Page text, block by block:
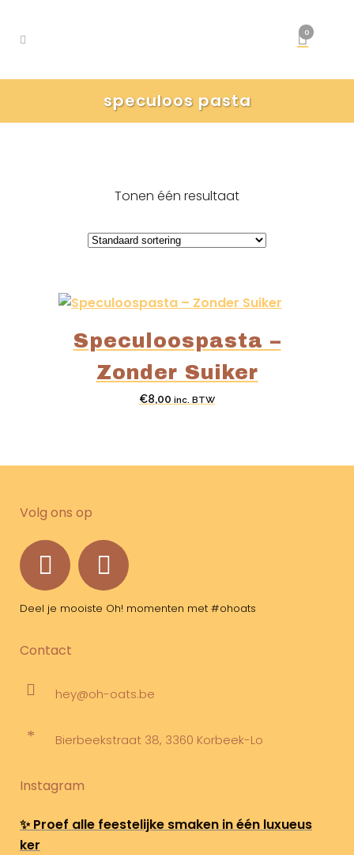
0
speculoos pasta
Tonen één resultaat
Speculoospasta –
Zonder Suiker
€8,00 inc. BTW
Volg ons op
Deel je mooiste Oh! momenten met #ohoats
Contact
hey@oh-oats.be
Bierbeekstraat 38, 3360 Korbeek-Lo
Instagram
✨ Proef alle feestelijke smaken in één luxueus
ker